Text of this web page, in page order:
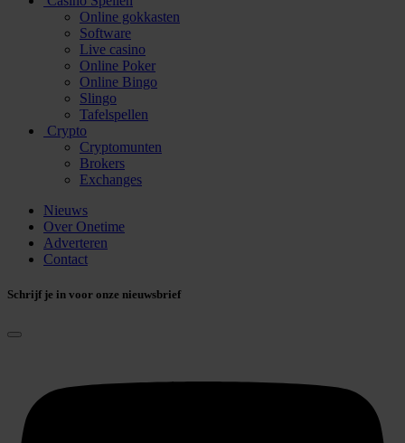
Online gokkasten
Software
Live casino
Online Poker
Online Bingo
Slingo
Tafelspellen
Crypto
Cryptomunten
Brokers
Exchanges
Nieuws
Over Onetime
Adverteren
Contact
Schrijf je in voor onze nieuwsbrief